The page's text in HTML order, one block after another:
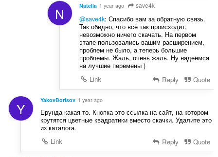
N Natella 1 year ago save4k
@save4k: Спасибо вам за обратную связь.
Так обидно, что всё так происходит,
невозможно ничего скачать. На первом
этапе пользовались вашим расширением,
проблем не было, а теперь большие
проблемы. Жаль, очень жаль. Ну надеемся
на лучшие перемены )
Link
Reply Quote
Y YakovBorisov 1 year ago
Ерунда какая-то. Кнопка это ссылка на сайт, на котором
крутятся цветные квадратики вместо скачки. Удалите это
из каталога.
Link
Reply Quote